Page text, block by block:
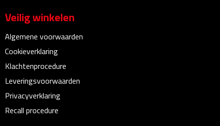
Bureausets
Bureau ventilatoren
Boekenleggers
Briefopeners
Gummen
Veilig winkelen
Algemene voorwaarden
Cookieverklaring
Klachtenprocedure
Leveringsvoorwaarden
Privacyverklaring
Recall procedure